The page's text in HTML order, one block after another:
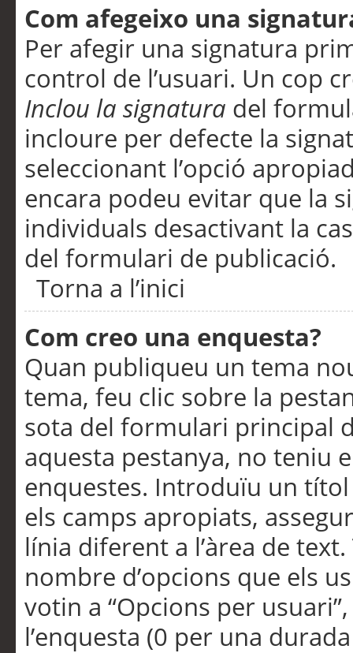
Com afegeixo una
Per afegir una signatura
control de l’usuari. Un cop
Inclou la signatura del
incloure per defecte la
seleccionant l’opció
encara podeu evitar que la
individuals desactivant la
del formulari de publicació.
Torna a l’inici
Com creo una enquesta?
Quan publiqueu un tema
tema, feu clic sobre la
sota del formulari principal
aquesta pestanya, no teniu
enquestes. Introduïu un
els camps apropiats,
línia diferent a l’àrea de
nombre d’opcions que els
votin a “Opcions per
l’enquesta (0 per una